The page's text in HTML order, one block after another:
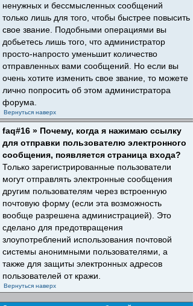
ненужных и бессмысленных сообщений
только лишь для того, чтобы быстрее повысить
свое звание. Подобными операциями вы
добьетесь лишь того, что администратор
просто-напросто уменьшит количество
отправленных вами сообщений. Но если вы
очень хотите изменить свое звание, то можете
лично попросить об этом администратора
форума.
Вернуться наверх
faq#16 » Почему, когда я нажимаю ссылку
для отправки пользователю электронного
сообщения, появляется страница входа?
Только зарегистрированные пользователи
могут отправлять электронные сообщения
другим пользователям через встроенную
почтовую форму (если эта возможность
вообще разрешена администрацией). Это
сделано для предотвращения
злоупотреблений использования почтовой
системы анонимными пользователями, а
также для защиты электронных адресов
пользователей от кражи.
Вернуться наверх